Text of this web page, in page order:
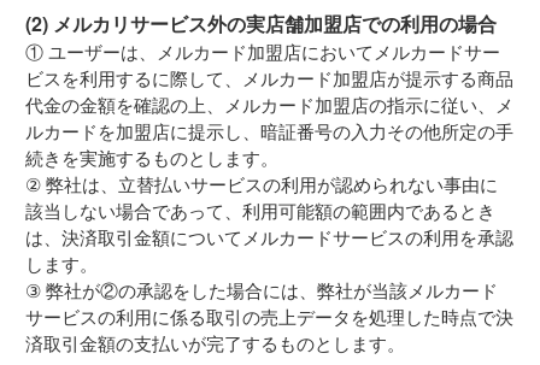
(2) メルカリサービス外の実店舗加盟店での利用の場合
① ユーザーは、メルカード加盟店においてメルカードサー
ビスを利用するに際して、メルカード加盟店が提示する商品
代金の金額を確認の上、メルカード加盟店の指示に従い、メ
ルカードを加盟店に提示し、暗証番号の入力その他所定の手
続きを実施するものとします。
② 弊社は、立替払いサービスの利用が認められない事由に
該当しない場合であって、利用可能額の範囲内であるとき
は、決済取引金額についてメルカードサービスの利用を承認
します。
③ 弊社が②の承認をした場合には、弊社が当該メルカード
サービスの利用に係る取引の売上データを処理した時点で決
済取引金額の支払いが完了するものとします。